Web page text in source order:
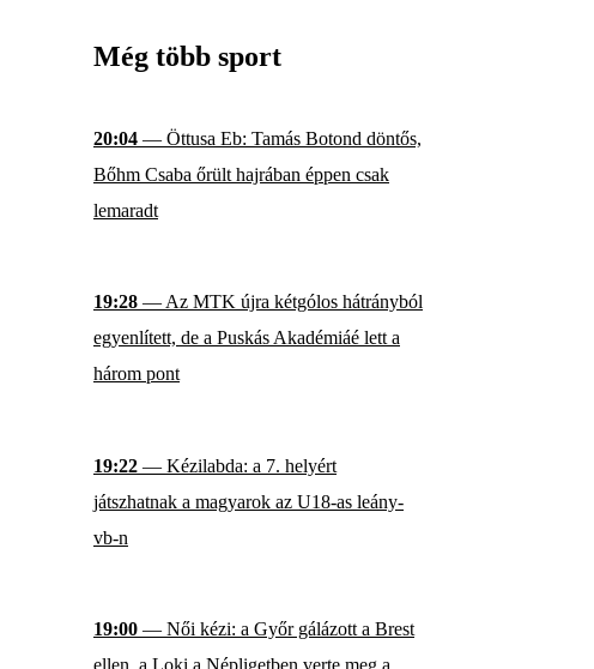
Még több sport
20:04 — Öttusa Eb: Tamás Botond döntős,
Bőhm Csaba őrült hajrában éppen csak
lemaradt
19:28 — Az MTK újra kétgólos hátrányból
egyenlített, de a Puskás Akadémiáé lett a
három pont
19:22 — Kézilabda: a 7. helyért
játszhatnak a magyarok az U18-as leány-
vb-n
19:00 — Női kézi: a Győr gálázott a Brest